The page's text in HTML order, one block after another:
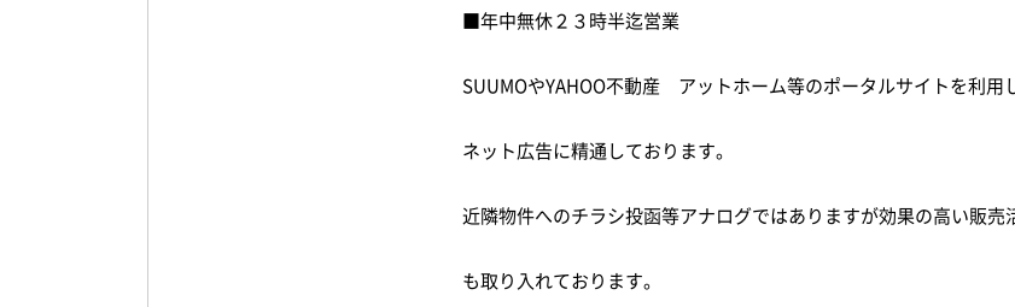
■年中無休２３時半迄営業
SUUMOやYAHOO不動産 アットホーム等のポータルサイトを利用
ネット広告に精通しております。
近隣物件へのチラシ投函等アナログではありますが効果の高い販売
も取り入れております。